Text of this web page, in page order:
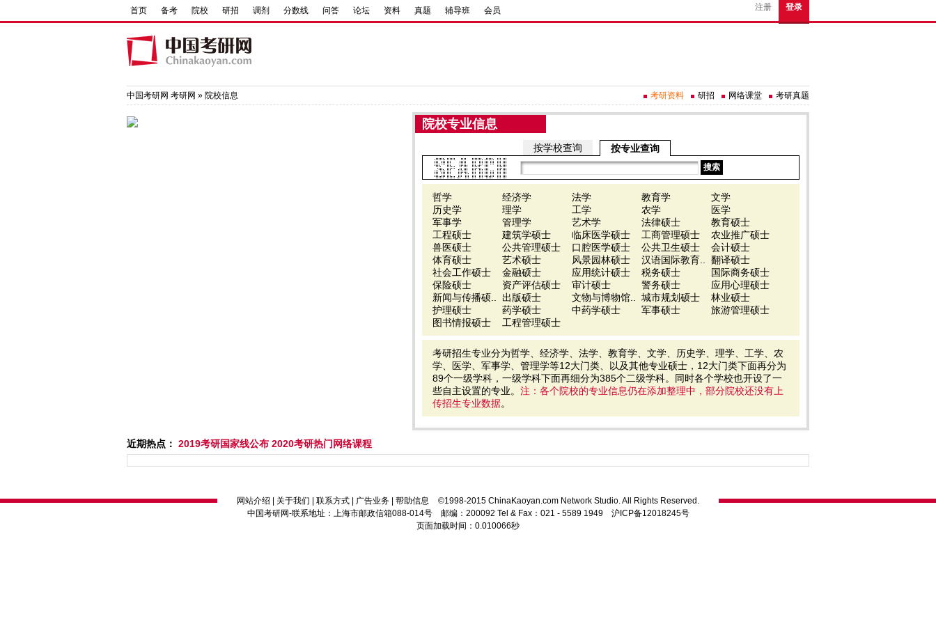
首页 备考 院校 研招 调剂 分数线 问答 论坛 资料 真题 辅导班 会员 注册 登录
中国考研网 考研网 » 院校信息 考研资料 研招 网络课堂 考研真题
院校专业信息
按学校查询 按专业查询
哲学 经济学 法学 教育学
文学
历史学
理学 工学 农学
医学
军事学
管理学 艺术学 法律硕士
教育硕士
工程硕士
建筑学硕士 临床医学硕士 工商管理硕士
农业推广硕士
兽医硕士
公共管理硕士 口腔医学硕士 公共卫生硕士
会计硕士
体育硕士
艺术硕士 风景园林硕士 汉语国际教育..
翻译硕士
社会工作硕士
金融硕士 应用统计硕士 税务硕士
国际商务硕士
保险硕士
资产评估硕士 审计硕士 警务硕士
应用心理硕士
新闻与传播硕..
出版硕士 文物与博物馆.. 城市规划硕士
林业硕士
护理硕士
药学硕士 中药学硕士 军事硕士
旅游管理硕士
图书情报硕士
工程管理硕士
考研招生专业分为哲学、经济学、法学、教育学、文学、历史学、理学、工学、农
学、医学、军事学、管理学等12大门类、以及其他专业硕士，12大门类下面再分为
89个一级学科，一级学科下面再细分为385个二级学科。同时各个学校也开设了一
些自主设置的专业。 注：各个院校的专业信息仍在添加整理中，部分院校还没有上
传招生专业数据。
近期热点： 2019考研国家线公布 2020考研热门网络课程
网站介绍 关于我们 联系方式 广告业务 帮助信息
©1998-2015 ChinaKaoyan.com Network Studio. All Rights Reserved.
中国考研网-联系地址：上海市邮政信箱088-014号 邮编：200092 Tel & Fax：021 - 5589 1949 沪ICP备12018245号
页面加载时间：0.010066秒